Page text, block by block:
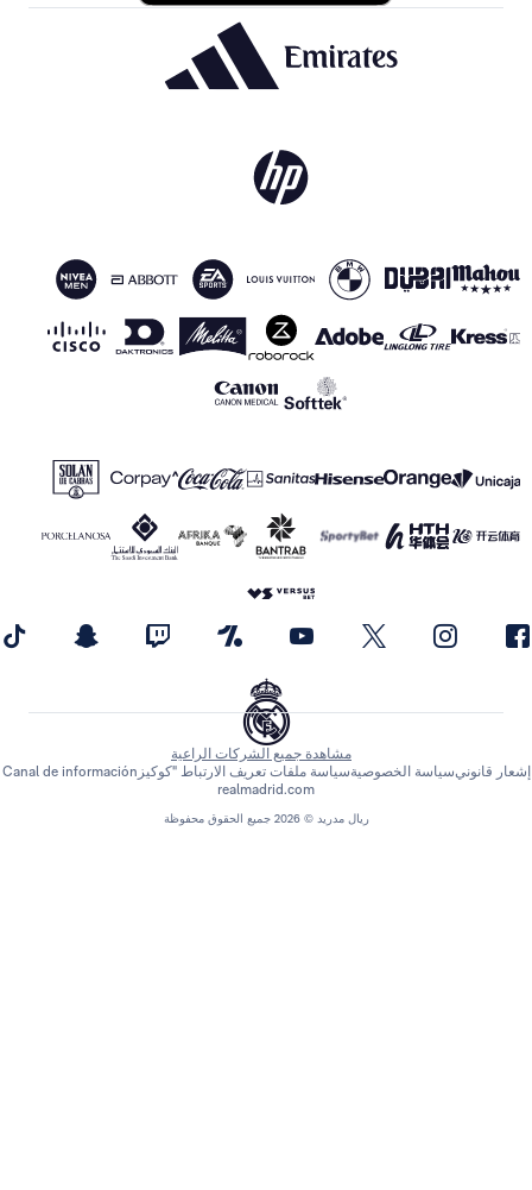
مشاهدة جميع الشركات الراعية
الخصوصيةسياسة ملفات تعريف الارتباط "كوكيز Canal de información
realmadrid.com